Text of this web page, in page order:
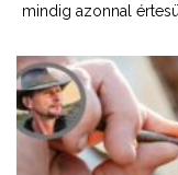
mindig azonnal